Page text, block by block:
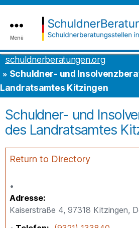
Inhalt
springen
to
the
content
Menü
schuldnerberatungen.org
Schuldner- und
Landratsamtes Kitzingen
Schuldner- und
des Landratsamtes
Return to Directory
Adresse
Kaiserstraße 4, 97318 Kitzingen,